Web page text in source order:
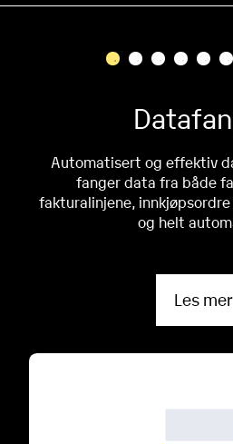
Automatisert og effektiv
fanger data fra både
fakturalinjene,
og helt
Les mer